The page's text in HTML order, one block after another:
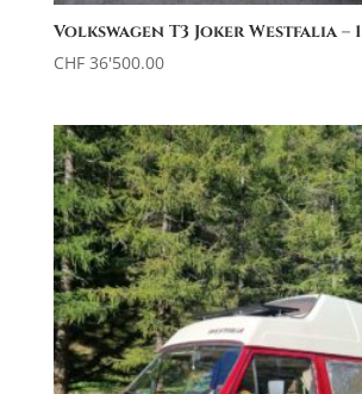
Volkswagen T3 Joker Westfalia –
CHF36'500.00